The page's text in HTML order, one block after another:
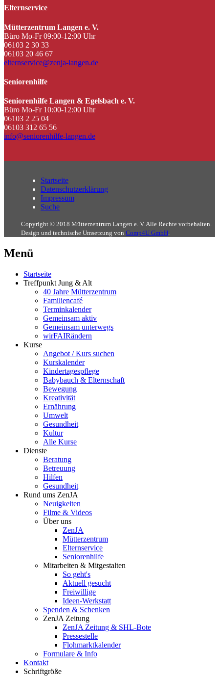
Elternservice
Mütterzentrum Langen e. V.
Büro Mo-Fr 09:00-12:00 Uhr
06103 2 30 33
06103 20 46 67
elternservice@zenja-langen.de
Seniorenhilfe
Seniorenhilfe Langen & Egelsbach e. V.
Büro Mo-Fr 10:00-12:00 Uhr
06103 2 25 04
06103 312 65 56
info@seniorenhilfe-langen.de
Startseite
Datenschutzerklärung
Impressum
Suche
Copyright © 2018 Mütterzentrum Langen e. V. Alle Rechte vorbehalten.
Design und technische Umsetzung von Comp4U GmbH.
Menü
Startseite
Treffpunkt Jung & Alt
40 Jahre Mütterzentrum
Familiencafé
Terminkalender
Gemeinsam aktiv
Gemeinsam unterwegs
wirFAIRändern
Kurse
Angebot / Kurs suchen
Kurskalender
Kindertagespflege
Babybauch & Elternschaft
Bewegung
Kreativität
Ernährung
Umwelt
Gesundheit
Kultur
Alle Kurse
Dienste
Beratung
Betreuung
Hilfen
Gesundheit
Rund ums ZenJA
Neuigkeiten
Filme & Videos
Über uns
ZenJA
Mütterzentrum
Elternservice
Seniorenhilfe
Mitarbeiten & Mitgestalten
So geht's
Aktuell gesucht
Freiwillige
Ideen-Werkstatt
Spenden & Schenken
ZenJA Zeitung
ZenJA Zeitung & SHL-Bote
Pressestelle
Flohmarktkalender
Formulare & Info
Kontakt
Schriftgröße